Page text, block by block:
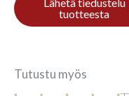
Kirjoita
Sinun on
Tutustu myös